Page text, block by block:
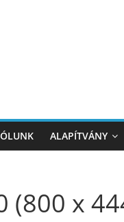
ALAPÍTVÁNY
(800 x